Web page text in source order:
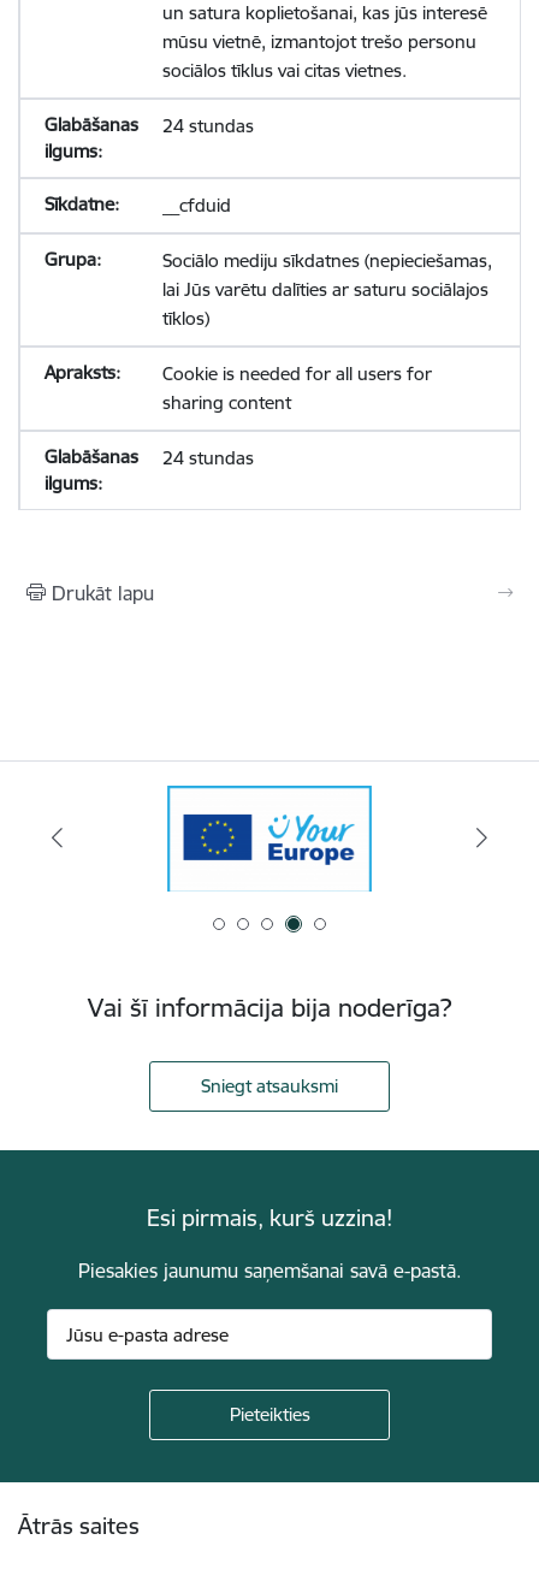
un satura koplietošanai, kas jūs interesē
mūsu vietnē, izmantojot trešo personu
sociālos tīklus vai citas vietnes.
24 stundas
__cfduid
Sociālo mediju sīkdatnes (nepieciešamas,
lai Jūs varētu dalīties ar saturu sociālajos
tīklos)
Cookie is needed for all users for
sharing content
24 stundas
Drukāt lapu
Vai šī informācija bija noderīga?
Sniegt atsauksmi
Esi pirmais, kurš uzzina!
Piesakies jaunumu saņemšanai savā e-pastā.
Ātrās saites